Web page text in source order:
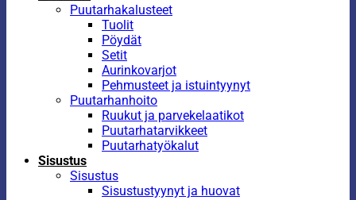
Puutarhakalusteet
Tuolit
Pöydät
Setit
Aurinkovarjot
Pehmusteet ja istuintyynyt
Puutarhanhoito
Ruukut ja parvekelaatikot
Puutarhatarvikkeet
Puutarhatyökalut
Sisustus
Sisustus
Sisustustyynyt ja huovat